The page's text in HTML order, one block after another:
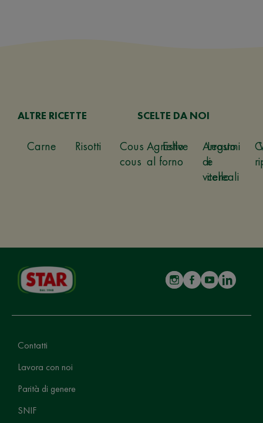
ALTRE RICETTE
Carne Risotti
Cous
cous
Estive
Legumi
e
cereali
SCELTE DA NOI
Agnello
al forno
Arrosto
di
vitello
Contatti
Lavora con noi
Parità di genere
SNIF